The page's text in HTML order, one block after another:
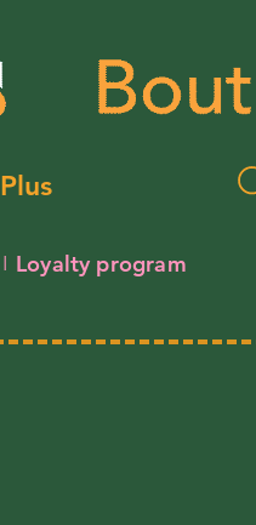
Plus
I Loyalty program